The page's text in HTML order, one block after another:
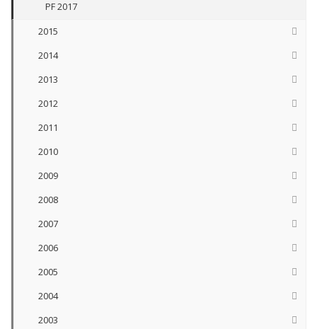
PF 2017
2015
2014
2013
2012
2011
2010
2009
2008
2007
2006
2005
2004
2003